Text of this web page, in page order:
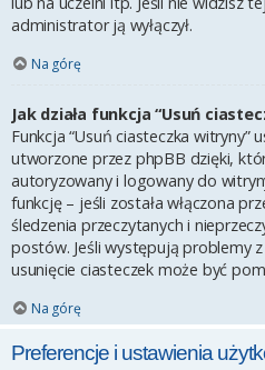
administrator ją wyłączył.
Na górę
Jak działa funkcja “Usuń
Funkcja “Usuń ciasteczka witryny”
utworzone przez phpBB dzięki,
autoryzowany i logowany do
funkcję – jeśli została włączona
śledzenia przeczytanych i
postów. Jeśli występują problemy
usunięcie ciasteczek może być
Na górę
Preferencje i ustawienia